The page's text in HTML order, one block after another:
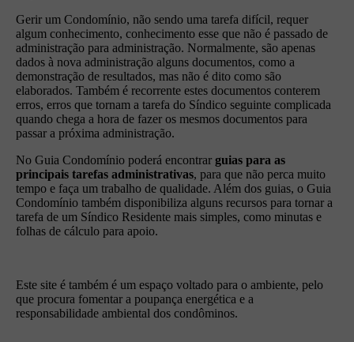
Gerir um Condomínio, não sendo uma tarefa difícil, requer
algum conhecimento, conhecimento esse que não é passado de
administração para administração. Normalmente, são apenas
dados à nova administração alguns documentos, como a
demonstração de resultados, mas não é dito como são
elaborados. Também é recorrente estes documentos conterem
erros, erros que tornam a tarefa do Síndico seguinte complicada
quando chega a hora de fazer os mesmos documentos para
passar a próxima administração.
No Guia Condomínio poderá encontrar guias para as
principais tarefas administrativas, para que não perca muito
tempo e faça um trabalho de qualidade. Além dos guias, o Guia
Condomínio também disponibiliza alguns recursos para tornar a
tarefa de um Síndico Residente mais simples, como minutas e
folhas de cálculo para apoio.
Este site é também é um espaço voltado para o ambiente, pelo
que procura fomentar a poupança energética e a
responsabilidade ambiental dos condôminos.